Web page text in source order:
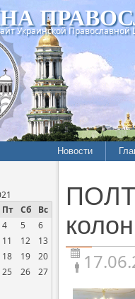
Украинской Православной
Новости
Пт Сб Вс
4 5
6
11 12
13
18 19
20
25 26
27